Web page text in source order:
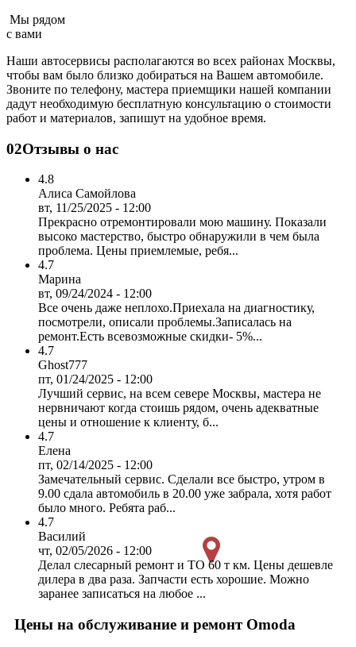
Мы рядом
с вами
Наши автосервисы располагаются во всех районах Москвы,
чтобы вам было близко добираться на Вашем автомобиле.
Звоните по телефону, мастера приемщики нашей компании
дадут необходимую бесплатную консультацию о стоимости
работ и материалов, запишут на удобное время.
02Отзывы о нас
4.8
Алиса Самойлова
вт, 11/25/2025 - 12:00
Прекрасно отремонтировали мою машину. Показали
высоко мастерство, быстро обнаружили в чем была
проблема. Цены приемлемые, ребя...
4.7
Марина
вт, 09/24/2024 - 12:00
Все очень даже неплохо.Приехала на диагностику,
посмотрели, описали проблемы.Записалась на
ремонт.Есть всевозможные скидки- 5%...
4.7
Ghost777
пт, 01/24/2025 - 12:00
Лучший сервис, на всем севере Москвы, мастера не
нервничают когда стоишь рядом, очень адекватные
цены и отношение к клиенту, б...
4.7
Елена
пт, 02/14/2025 - 12:00
Замечательный сервис. Сделали все быстро, утром в
9.00 сдала автомобиль в 20.00 уже забрала, хотя работ
было много. Ребята раб...
4.7
Василий
чт, 02/05/2026 - 12:00
Делал слесарный ремонт и ТО 60 т км. Цены дешевле
дилера в два раза. Запчасти есть хорошие. Можно
заранее записаться на любое ...
Цены на обслуживание и ремонт Omoda